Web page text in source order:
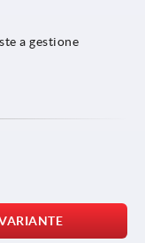
a gestione